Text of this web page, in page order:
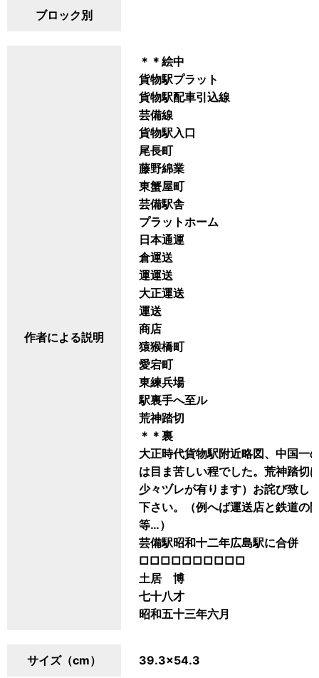
ブロック別
作者による説明
＊＊絵中
貨物駅プラット
貨物駅配車引込線
芸備線
貨物駅入口
尾長町
藤野綿業
東蟹屋町
芸備駅舎
プラットホーム
日本通運
倉運送
運運送
大正運送
運送
商店
猿猴橋町
愛宕町
東練兵場
駅裏手へ至ル
荒神踏切
＊＊裏
大正時代貨物駅附近略図、中国一
は目ま苦しい程でした。荒神踏切
少々ヅレが有ります）お詫び致し
下さい。（例へば運送店と鉄道の
等…）
芸備駅昭和十二年広島駅に合併
□□□□□□□□□□
土居 博
七十八才
昭和五十三年六月
サイズ（cm） 39.3×54.3